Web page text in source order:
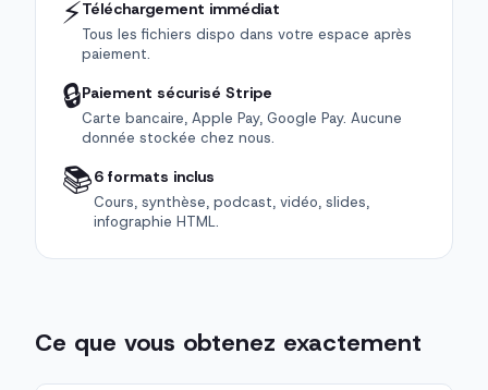
⚡Téléchargement immédiat
Tous les fichiers dispo dans votre espace après
paiement.
🔒Paiement sécurisé Stripe
Carte bancaire, Apple Pay, Google Pay. Aucune
donnée stockée chez nous.
📚6 formats inclus
Cours, synthèse, podcast, vidéo, slides,
infographie HTML.
Ce que vous obtenez exactement